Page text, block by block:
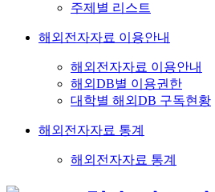
주제별 리스트
해외전자자료 이용안내
해외전자자료 이용안내
해외DB별 이용권한
대학별 해외DB 구독현황
해외전자자료 통계
해외전자자료 통계